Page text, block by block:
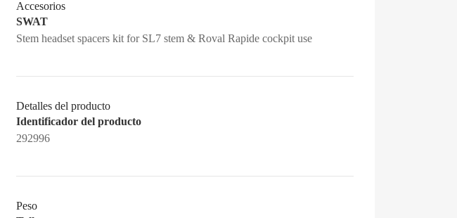
Accesorios
SWAT
Stem headset spacers kit for SL7 stem & Roval Rapide cockpit use
Detalles del producto
Identificador del producto
292996
Peso